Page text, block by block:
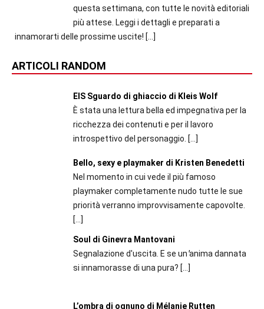
questa settimana, con tutte le novità editoriali
più attese. Leggi i dettagli e preparati a
innamorarti delle prossime uscite! […]
ARTICOLI RANDOM
EIS Sguardo di ghiaccio di Kleis Wolf
È stata una lettura bella ed impegnativa per la
ricchezza dei contenuti e per il lavoro
introspettivo del personaggio. […]
Bello, sexy e playmaker di Kristen Benedetti
Nel momento in cui vede il più famoso
playmaker completamente nudo tutte le sue
priorità verranno improvvisamente capovolte.
[…]
Soul di Ginevra Mantovani
Segnalazione d'uscita. E se un ̕anima dannata
si innamorasse di una pura? […]
L’ombra di ognuno di Mélanie Rutten